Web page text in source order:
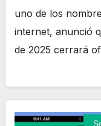
uno de los
internet, anunció
de 2025 cerrará